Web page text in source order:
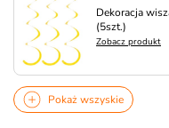
Dekoracja
(5szt.)
Zobacz produkt
Pokaż wszyskie